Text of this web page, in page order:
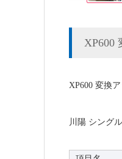
XP600
XP600 変換
川陽 シング